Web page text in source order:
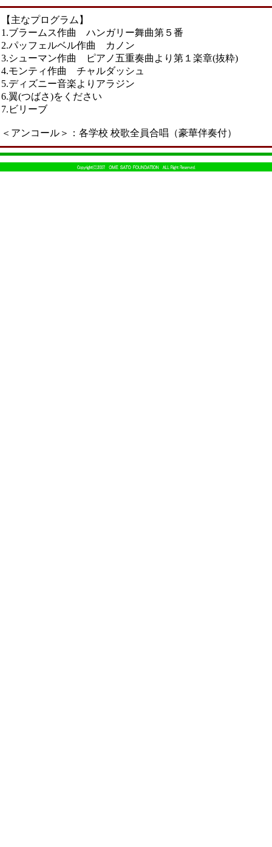
【主なプログラム】
1.ブラームス作曲 ハンガリー舞曲第５番
2.パッフェルベル作曲 カノン
3.シューマン作曲 ピアノ五重奏曲より第１楽章(抜粋)
4.モンティ作曲 チャルダッシュ
5.ディズニー音楽よりアラジン
6.翼(つばさ)をください
7.ビリーブ
＜アンコール＞：各学校 校歌全員合唱（豪華伴奏付）